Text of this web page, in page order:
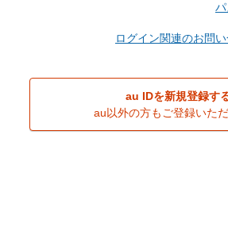
ログイン関連のお問い
au IDを新規登録す
au以外の方もご登録いた